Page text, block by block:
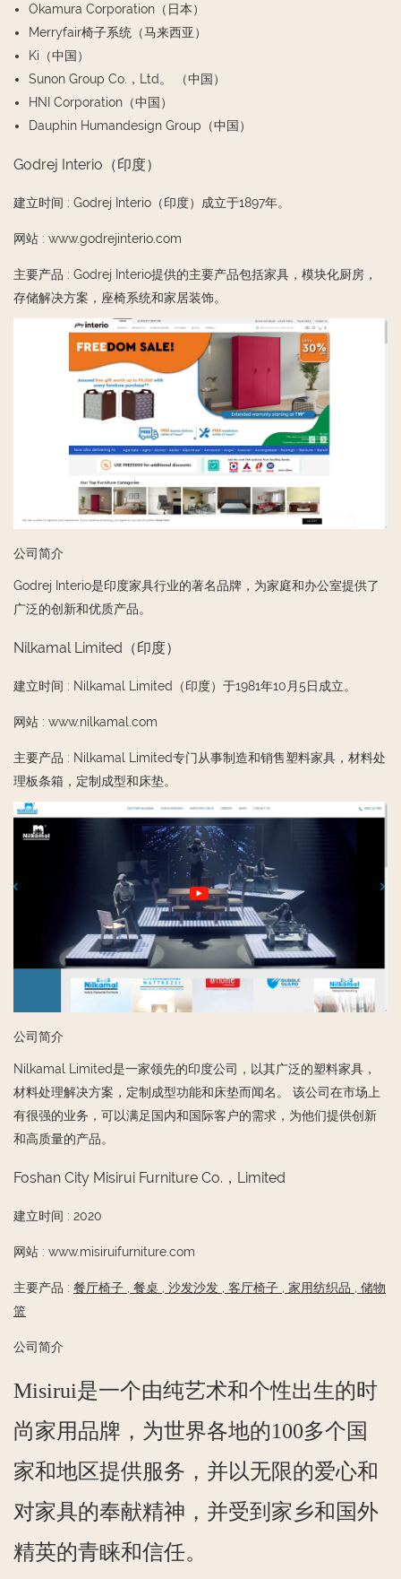
Okamura Corporation（日本）
Merryfair椅子系统（马来西亚）
Ki（中国）
Sunon Group Co.，Ltd。 （中国）
HNI Corporation（中国）
Dauphin Humandesign Group（中国）
Godrej Interio（印度）
建立时间 : Godrej Interio（印度）成立于1897年。
网站 : www.godrejinterio.com
主要产品 : Godrej Interio提供的主要产品包括家具，模块化厨房，
存储解决方案，座椅系统和家居装饰。
公司简介
Godrej Interio是印度家具行业的著名品牌，为家庭和办公室提供了
广泛的创新和优质产品。
Nilkamal Limited（印度）
建立时间 : Nilkamal Limited（印度）于1981年10月5日成立。
网站 : www.nilkamal.com
主要产品 : Nilkamal Limited专门从事制造和销售塑料家具，材料处
理板条箱，定制成型和床垫。
公司简介
Nilkamal Limited是一家领先的印度公司，以其广泛的塑料家具，
材料处理解决方案，定制成型功能和床垫而闻名。 该公司在市场上
有很强的业务，可以满足国内和国际客户的需求，为他们提供创新
和高质量的产品。
Foshan City Misirui Furniture Co.，Limited
建立时间 : 2020
网站 : www.misiruifurniture.com
主要产品 : 餐厅椅子 餐桌 沙发沙发 客厅椅子 家用纺织品
储物
篮
公司简介
Misirui是一个由纯艺术和个性出生的时
尚家用品牌，为世界各地的100多个国
家和地区提供服务，并以无限的爱心和
对家具的奉献精神，并受到家乡和国外
精英的青睐和信任。